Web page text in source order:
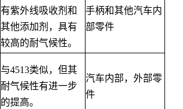
有紫外线吸收剂和
其他添加剂，具有
较高的耐气候性。
手柄和其他汽车内
部零件
与4513类似，但其
耐气候性有进一步
的提高。
汽车内部，外部零
件